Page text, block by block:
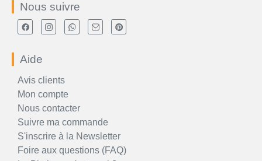
Nous suivre
Aide
Avis clients
Mon compte
Nous contacter
Suivre ma commande
S'inscrire à la Newsletter
Foire aux questions (FAQ)